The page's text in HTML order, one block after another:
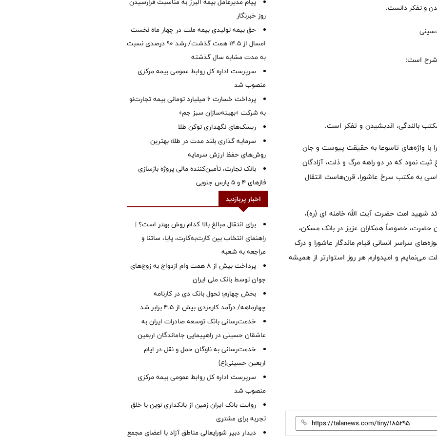
و تفکر دانست.
شرح است:
بالندگی، اندیشیدن و تفکر است.
با واژه‌های تاسوعا به حقیقت پیوست و جان
نمود که در دو راهه مرگ و ذلت، آزادگان
به مکتب سرخ عاشورا، قرن‌هاست انتقال
شهید امت حضرت آیت الله خامنه ای (ره)،
حضرت، خصوصاً همکاران عزیز در بانک مسکن،
سراسر انسانی قیام ماندگار عاشورا و درک
و امیدوارم هر روز استوارتر از همیشه
روز خبرنگار
حق بیمه تولیدی بیمه ملت در چهار ماه نخست
امسال از 14.5 همت گذشت/ رشد 90 درصدی نسبت
به مدت مشابه سال گذشته
سرپرست اداره كل روابط عمومی بیمه مركزی
منصوب شد
پرداخت خسارت ۶ میلیارد تومانی بیمه تجارت‌نو
به شرکت «بهینه‌سازان سبز جم»
ریسک‌های نگهداری توکن طلا
سرمایه گذاری بلند مدت در طلا؛ بهترین
روش‌های حفظ ارزش سرمایه
بانک تجارت، تأمین‌کننده مالی پروژه بازسازی
فازهای ۴ و ۵ پارس جنوبی
اخبار پربازدید
برای انتقال مبالغ بالا کدام روش بهتر است؟ |
راهنمای انتخاب بین کارت‌به‌کارت، پایا، ساتنا و
مراجعه به شعبه
پرداخت بیش از ۸ همت وام ازدواج به زوج‌های
جوان توسط بانک ملی ایران
بخش چهارم؛ تحول بانک دی در کارنامه
چهارماهه/ درآمد کارمزدی بیش از ۴.۵ برابر شد
خدمت‌رسانی بانک توسعه صادرات ایران به
عاشقان حسینی در راهپیمایی جاماندگان اربعین
خدمت‌رسانی به ناوگان حمل و نقل در ایام
اربعین حسینی(ع)
سرپرست اداره کل روابط عمومی بیمه مرکزی
منصوب شد
روایت بانک ایران زمین از بانکداری نوین با خلق
تجربه برای مشتری
دیدار دبیر شورایعالی مناطق آزاد با اعضای مجمع